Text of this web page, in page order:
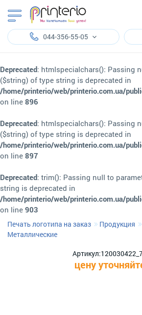
Deprecated: htmlspecialchars(): Passing
($string) of type string is deprecated in
/home/printerio/web/printerio.com.ua/
on line 896
Deprecated: htmlspecialchars(): Passing
($string) of type string is deprecated in
/home/printerio/web/printerio.com.ua/
on line 897
Deprecated: trim(): Passing null to
string is deprecated in
/home/printerio/web/printerio.com.ua/
on line 903
044-356-55-05
Печать логотипа на заказ Продукция
Металлические
Артикул:
цену